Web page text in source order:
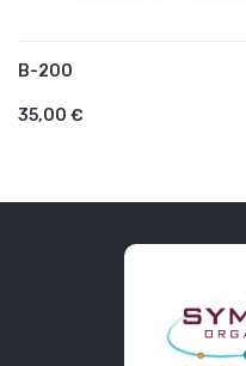
B-200
35,00 €